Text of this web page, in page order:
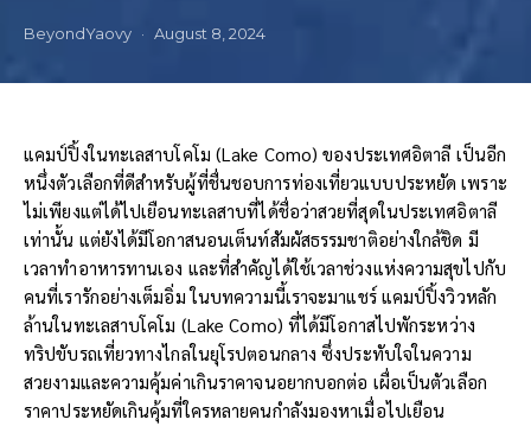
BeyondYaovy August 8, 2024
แคมป์ปิ้งในทะเลสาบโคโม (Lake Como) ของประเทศอิตาลี เป็นอีก
หนึ่งตัวเลือกที่ดีสำหรับผู้ที่ชื่นชอบการท่องเที่ยวแบบประหยัด เพราะ
ไม่เพียงแต่ได้ไปเยือนทะเลสาบที่ได้ชื่อว่าสวยที่สุดในประเทศอิตาลี
เท่านั้น แต่ยังได้มีโอกาสนอนเต็นท์สัมผัสธรรมชาติอย่างใกล้ชิด มี
เวลาทำอาหารทานเอง และที่สำคัญได้ใช้เวลาช่วงแห่งความสุขไปกับ
คนที่เรารักอย่างเต็มอิ่ม ในบทความนี้เราจะมาแชร์ แคมป์ปิ้งวิวหลัก
ล้านในทะเลสาบโคโม (Lake Como) ที่ได้มีโอกาสไปพักระหว่าง
ทริปขับรถเที่ยวทางไกลในยุโรปตอนกลาง ซึ่งประทับใจในความ
สวยงามและความคุ้มค่าเกินราคาจนอยากบอกต่อ เผื่อเป็นตัวเลือก
ราคาประหยัดเกินคุ้มที่ใครหลายคนกำลังมองหาเมื่อไปเยือน